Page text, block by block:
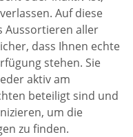
Auf diese
Aussortieren aller
dass Ihnen echte
stehen. Sie
aktiv am
beteiligt sind und
um die
zu finden.